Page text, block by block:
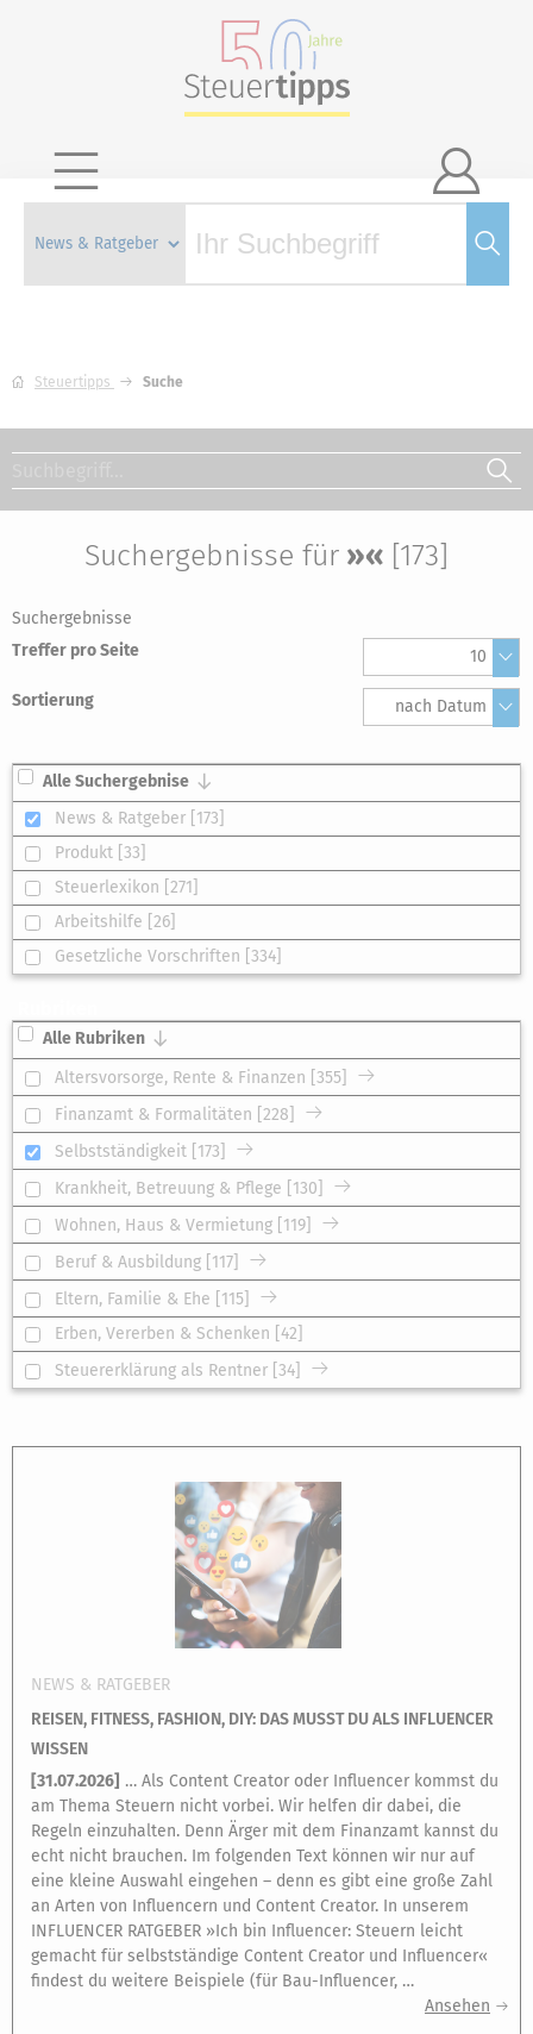

Steuertipps Suche
Suchergebnisse für »« [173]
Suchergebnisse
Treffer pro Seite
10
Sortierung nach Datum
Alle Suchergebnise
News & Ratgeber [173]
Produkt [33]
Steuerlexikon [271]
Arbeitshilfe [26]
Gesetzliche Vorschriften [334]
Alle Rubriken
Altersvorsorge, Rente & Finanzen [355]
Finanzamt & Formalitäten [228]
Selbstständigkeit [173]
Krankheit, Betreuung & Pflege [130]
Wohnen, Haus & Vermietung [119]
Beruf & Ausbildung [117]
Eltern, Familie & Ehe [115]
Erben, Vererben & Schenken [42]
Steuererklärung als Rentner [34]
NEWS & RATGEBER
REISEN, FITNESS, FASHION, DIY: DAS MUSST DU ALS INFLUENCER
WISSEN
[31.07.2026] … Als Content Creator oder Influencer kommst du
am Thema Steuern nicht vorbei. Wir helfen dir dabei, die
Regeln einzuhalten. Denn Ärger mit dem Finanzamt kannst du
echt nicht brauchen. Im folgenden Text können wir nur auf
eine kleine Auswahl eingehen – denn es gibt eine große Zahl
an Arten von Influencern und Content Creator. In unserem
INFLUENCER RATGEBER »Ich bin Influencer: Steuern leicht
gemacht für selbstständige Content Creator und Influencer«
findest du weitere Beispiele (für Bau-Influencer, …
Ansehen